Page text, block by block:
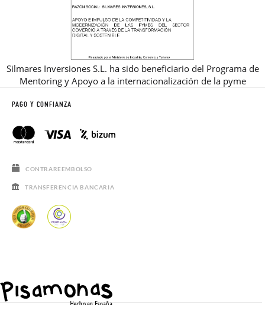
Silmares Inversiones S.L. ha sido beneficiario del Programa de
Mentoring y Apoyo a la internacionalización de la pyme
PAGO Y CONFIANZA
CONTRAREEMBOLSO
TRANSFERENCIA BANCARIA